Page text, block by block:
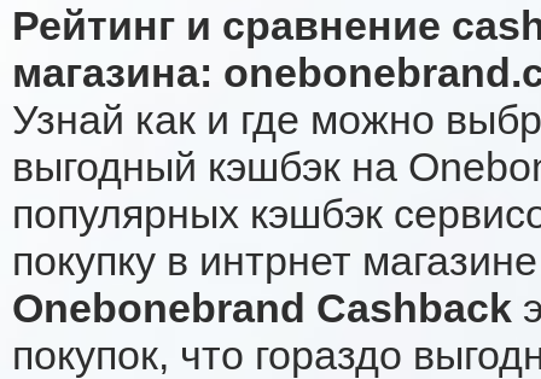
Рейтинг и сравнение
магазина:
Узнай как и где можно
выгодный кэшбэк на
популярных кэшбэк
покупку в интрнет
Onebonebrand Cashback
покупок, что гораздо